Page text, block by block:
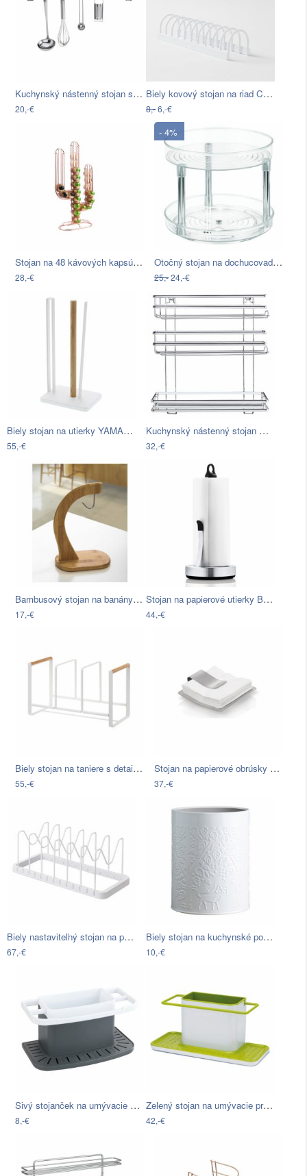
Kuchynský nástenný stojan so 7 háčikmi…
20,-€
Biely kovový stojan na riad Compactor
8,-6,-€
Stojan na 48 kávových kapsúl v medenej…
28,-€
- 4%
Otočný stojan na dochucovadlá iDesign…
25,-24,-€
Biely stojan na utierky YAMAZAKI Tosca
55,-€
Kuchynský nástenný stojan Wenko Trio…
32,-€
Bambusový stojan na banány Bambum…
17,-€
Stojan na papierové utierky Blomus…
44,-€
Biely stojan na taniere s detailom z…
55,-€
Stojan na papierové obrúsky Blomus Scudo
37,-€
Biely nastaviteľný stojan na pokrievky…
67,-€
Biely stojan na kuchynské potreby Mason…
10,-€
Sivý stojanček na umývacie potreby…
8,-€
Zelený stojan na umývacie prostriedky…
42,-€